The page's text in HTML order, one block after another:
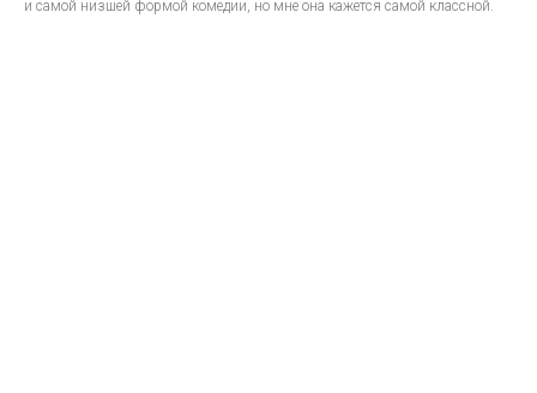
и самой низшей формой комедии, но мне она кажется самой классной.